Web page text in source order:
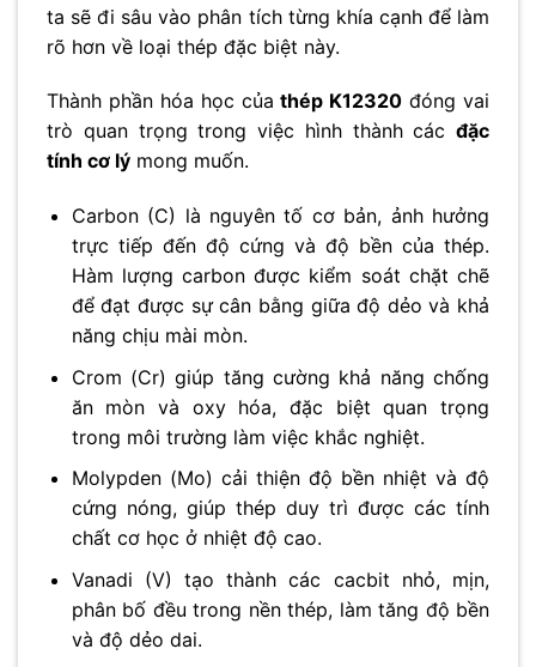
ta sẽ đi sâu vào phân tích từng khía cạnh để làm
rõ hơn về loại thép đặc biệt này.
Thành phần hóa học củathép K12320 đóng vai
trò quan trọng trong việc hình thành các đặc
tính cơ lý mong muốn.
Carbon (C) là nguyên tố cơ bản, ảnh hưởng
trực tiếp đến độ cứng và độ bền của thép.
Hàm lượng carbon được kiểm soát chặt chẽ
để đạt được sự cân bằng giữa độ dẻo và khả
năng chịu mài mòn.
Crom (Cr) giúp tăng cường khả năng chống
ăn mòn và oxy hóa, đặc biệt quan trọng
trong môi trường làm việc khắc nghiệt.
Molypden (Mo) cải thiện độ bền nhiệt và độ
cứng nóng, giúp thép duy trì được các tính
chất cơ học ở nhiệt độ cao.
Vanadi (V) tạo thành các cacbit nhỏ, mịn,
phân bố đều trong nền thép, làm tăng độ bền
và độ dẻo dai.